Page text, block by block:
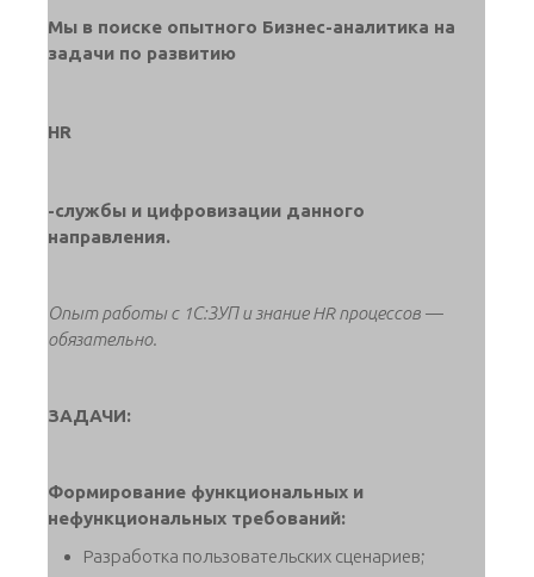
Мы в поиске опытного Бизнес-аналитика на
задачи по развитию
HR
-службы и цифровизации данного
направления.
Опыт работы с 1С:ЗУП и знание HR процессов —
обязательно.
ЗАДАЧИ:
Формирование функциональных и
нефункциональных требований:
Разработка пользовательских сценариев;